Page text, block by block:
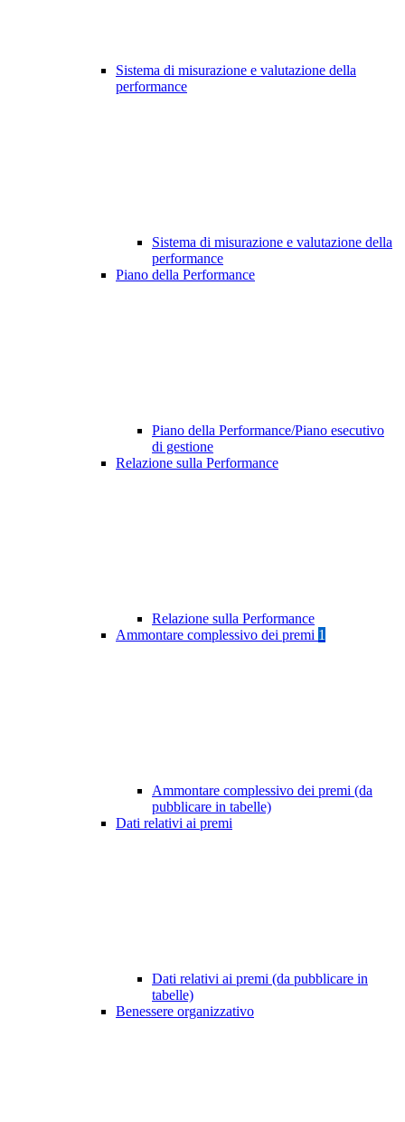
Sistema di misurazione e valutazione della
performance
Sistema di misurazione e valutazione della
performance
Piano della Performance
Piano della Performance/Piano esecutivo
di gestione
Relazione sulla Performance
Relazione sulla Performance
Ammontare complessivo dei premi 1
Ammontare complessivo dei premi (da
pubblicare in tabelle)
Dati relativi ai premi
Dati relativi ai premi (da pubblicare in
tabelle)
Benessere organizzativo